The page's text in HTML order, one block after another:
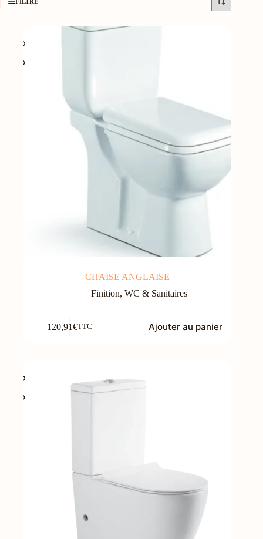
CHAISE ANGLAISE
Finition,WC & Sanitaires
120,91€TTC Ajouter au panier